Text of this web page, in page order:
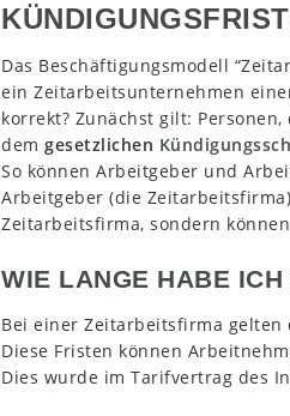
Das Beschäftigungsmodell
ein Zeitarbeitsunternehmen
korrekt? Zunächst gilt:
dem gesetzlichen
So können Arbeitgeber und
Arbeitgeber (die
Zeitarbeitsfirma, sondern
WIE LANGE HABE
Bei einer Zeitarbeitsfirma
Diese Fristen können
Dies wurde im Tarifvertrag des